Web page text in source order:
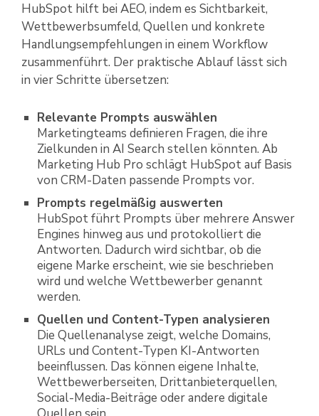
HubSpot hilft bei AEO, indem es Sichtbarkeit,
Wettbewerbsumfeld, Quellen und konkrete
Handlungsempfehlungen in einem Workflow
zusammenführt. Der praktische Ablauf lässt sich
in vier Schritte übersetzen:
Relevante Prompts auswählen
Marketingteams definieren Fragen, die ihre
Zielkunden in AI Search stellen könnten. Ab
Marketing Hub Pro schlägt HubSpot auf Basis
von CRM-Daten passende Prompts vor.
Prompts regelmäßig auswerten
HubSpot führt Prompts über mehrere Answer
Engines hinweg aus und protokolliert die
Antworten. Dadurch wird sichtbar, ob die
eigene Marke erscheint, wie sie beschrieben
wird und welche Wettbewerber genannt
werden.
Quellen und Content-Typen analysieren
Die Quellenanalyse zeigt, welche Domains,
URLs und Content-Typen KI-Antworten
beeinflussen. Das können eigene Inhalte,
Wettbewerberseiten, Drittanbieterquellen,
Social-Media-Beiträge oder andere digitale